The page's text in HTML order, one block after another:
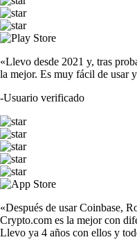
«Llevo desde 2021 y, tras
la mejor. Es muy fácil de usar
-Usuario verificado
«Después de usar Coinbase,
Crypto.com es la mejor con
Llevo ya 4 años con ellos y